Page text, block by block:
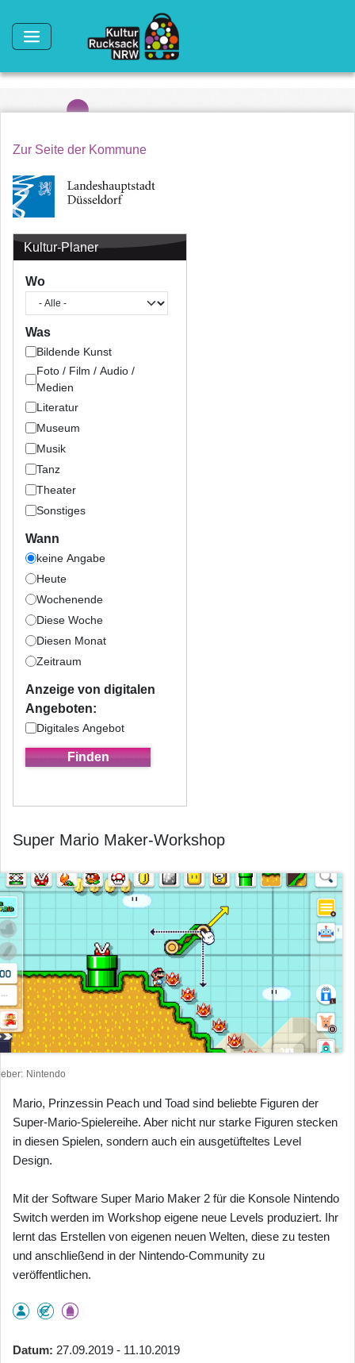
Zur Seite der Kommune
Kultur-Planer
Wo
Was
Bildende Kunst
Foto / Film / Audio /
Medien
Literatur
Museum
Musik
Tanz
Theater
Sonstiges
Wann
keine Angabe
Heute
Wochenende
Diese Woche
Diesen Monat
Zeitraum
Anzeige von digitalen
Angeboten:
Digitales Angebot
Super Mario Maker-Workshop
Nintendo
Mario, Prinzessin Peach und Toad sind beliebte Figuren der
Super-Mario-Spielereihe. Aber nicht nur starke Figuren stecken
in diesen Spielen, sondern auch ein ausgetüfteltes Level
Design.
Mit der Software Super Mario Maker 2 für die Konsole Nintendo
Switch werden im Workshop eigene neue Levels produziert. Ihr
lernt das Erstellen von eigenen neuen Welten, diese zu testen
und anschließend in der Nintendo-Community zu
veröffentlichen.
Datum 27.09.2019 - 11.10.2019